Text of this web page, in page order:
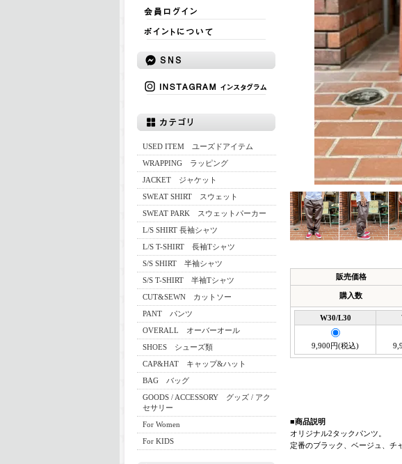
USED ITEM ユーズドアイテム
WRAPPING ラッピング
JACKET ジャケット
SWEAT SHIRT スウェット
SWEAT PARK スウェットパーカー
L/S SHIRT 長袖シャツ
L/S T-SHIRT 長袖Tシャツ
S/S SHIRT 半袖シャツ
S/S T-SHIRT 半袖Tシャツ
CUT&SEWN カットソー
PANT パンツ
OVERALL オーバーオール
SHOES シューズ類
CAP&HAT キャップ&ハット
BAG バッグ
GOODS / ACCESSORY グッズ / アク
セサリー
For Women
For KIDS
販売価格
購入数
W30/L30
9,900円(税込)
■商品説明
オリジナル2タックパンツ。
定番のブラック、ベージュ、チ